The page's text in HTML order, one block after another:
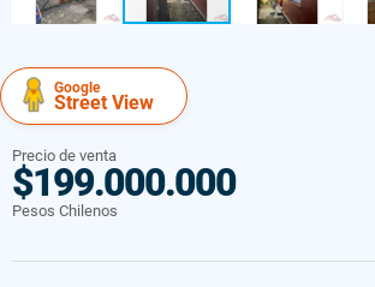
Google
Street View
Precio de venta
$199.000.000
Pesos Chilenos